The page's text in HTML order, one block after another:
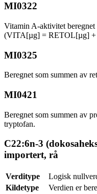
MI0322
Vitamin A-aktivitet
(VITA[µg] = RETOL[µg]
MI0325
Beregnet som summen av
MI0421
Beregnet som summen av
tryptofan.
C22:6n-3
importert, rå
Verditype
Logisk
Kildetype
Verdien er